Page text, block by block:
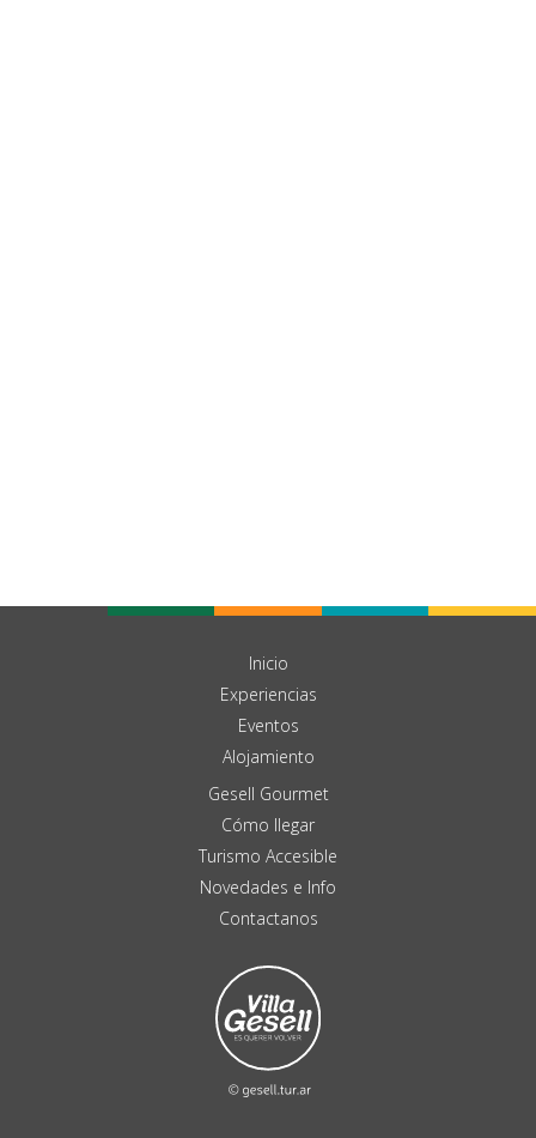
Inicio
Experiencias
Eventos
Alojamiento
Gesell Gourmet
Cómo llegar
Turismo Accesible
Novedades e Info
Contactanos